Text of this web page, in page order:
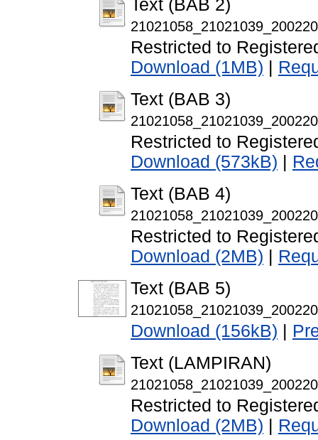
Text (BAB 2)
Restricted to
Download (1MB) |
Text (BAB 3)
Restricted to
Download (573kB) |
Text (BAB 4)
Restricted to
Download (2MB) |
Text (BAB 5)
Download (156kB) |
Text (LAMPIRAN)
Restricted to
Download (2MB) |